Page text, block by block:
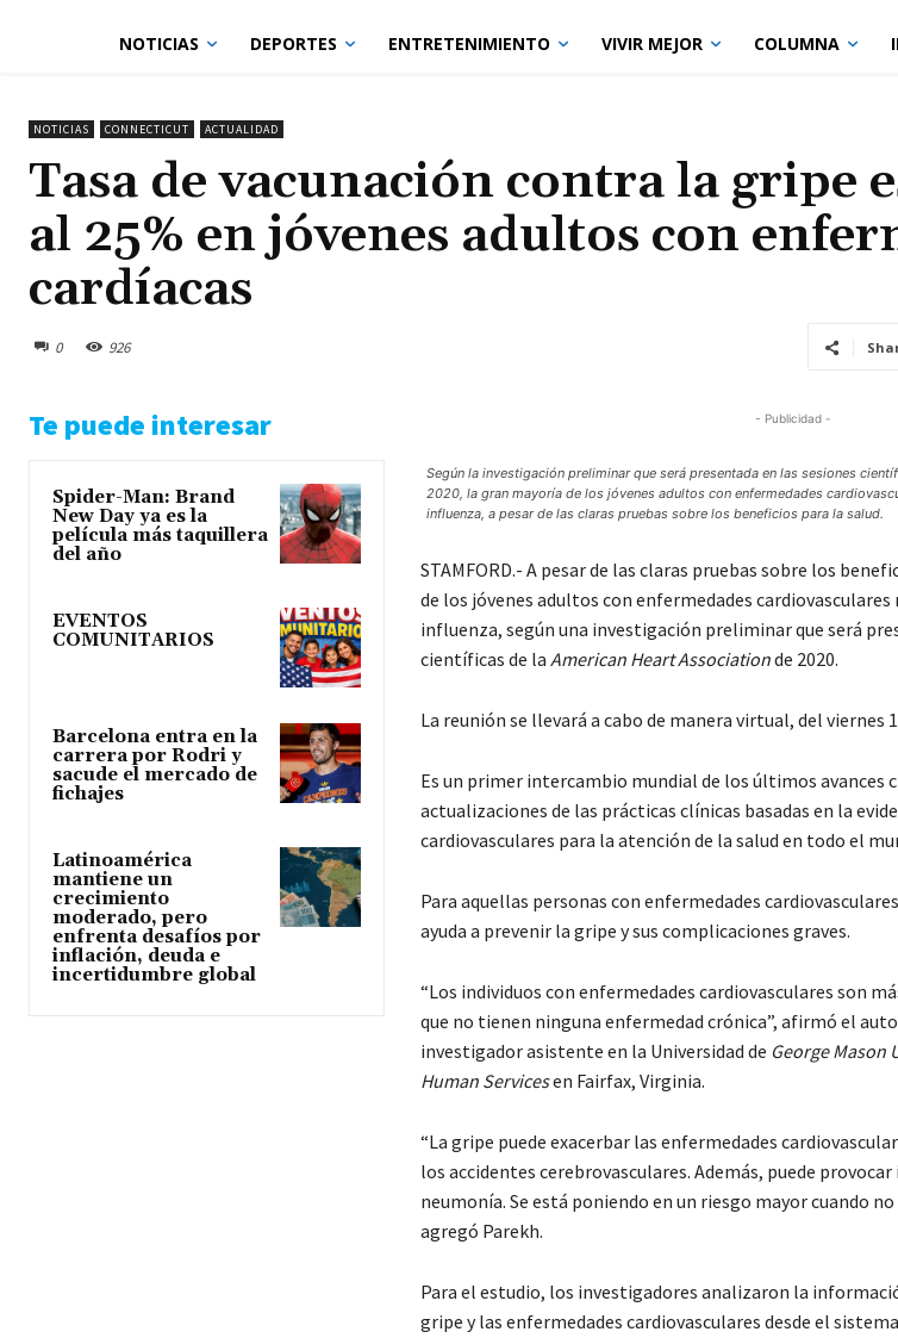
NOTICIAS DEPORTES ENTRETENIMIENTO VIVIR MEJOR COLUMNA
NOTICIAS CONNECTICUT ACTUALIDAD
Tasa de vacunación contra la gripe
al 25% en jóvenes adultos con
cardíacas
0 926
Te puede interesar
Spider-Man: Brand
New Day ya es la
película más taquillera
del año
EVENTOS
COMUNITARIOS
Barcelona entra en la
carrera por Rodri y
sacude el mercado de
fichajes
Latinoamérica
mantiene un
crecimiento
moderado, pero
enfrenta desafíos por
inflación, deuda e
incertidumbre global
- Publicidad -
Según la investigación preliminar que será presentada en las sesiones
2020, la gran mayoría de los jóvenes adultos con enfermedades
influenza, a pesar de las claras pruebas sobre los beneficios para la salud.
STAMFORD.- A pesar de las claras pruebas sobre los
de los jóvenes adultos con enfermedades cardiovasculares
influenza, según una investigación preliminar que será
científicas de la American Heart Associationde 2020.
La reunión se llevará a cabo de manera virtual, del viernes
Es un primer intercambio mundial de los últimos avances
actualizaciones de las prácticas clínicas basadas en la
cardiovasculares para la atención de la salud en todo el
Para aquellas personas con enfermedades
ayuda a prevenir la gripe y sus complicaciones graves.
“Los individuos con enfermedades cardiovasculares son
que no tienen ninguna enfermedad crónica”, afirmó el
investigador asistente en la Universidad de George Mason
Human Servicesen Fairfax, Virginia.
“La gripe puede exacerbar las enfermedades
los accidentes cerebrovasculares. Además, puede
neumonía. Se está poniendo en un riesgo mayor cuando
agregó Parekh.
Para el estudio, los investigadores analizaron la
gripe y las enfermedades cardiovasculares desde el